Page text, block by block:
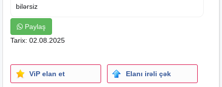
bilərsiz
Paylaş
Tarix: 02.08.2025
ViP elan et Elanı irəli çək